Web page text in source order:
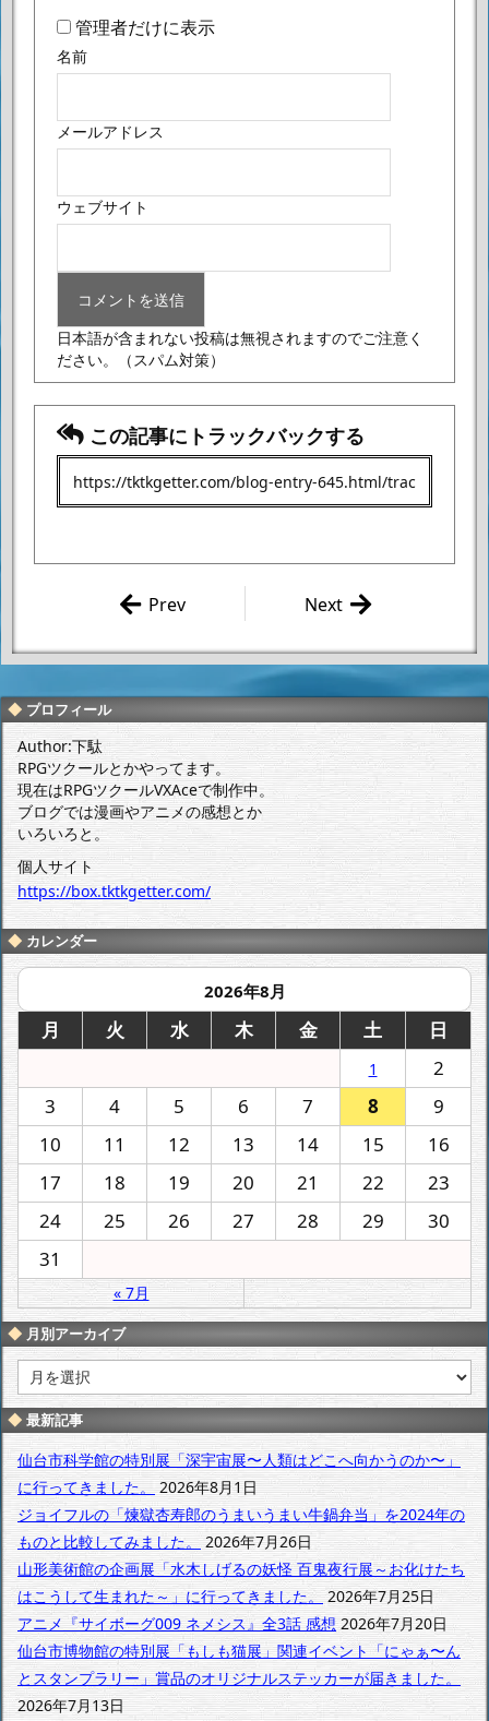
管理者だけに表示
名前
メールアドレス
ウェブサイト
日本語が含まれない投稿は無視されますのでご注意く
ださい。
（スパム対策）
この記事にトラックバックする
009 conclusi
on GOD'S W
AR 第23話」
感想
Next
009 conclusi
AR 第22話」
感想
Prev
プロフィール
Author:下駄
RPGツクールとかやってます。
現在はRPGツクールVXAceで制作中。
ブログでは漫画やアニメの感想とか
いろいろと。
個人サイト
https://box.tktkgetter.com/
カレンダー
2026年8月
月 火 水 木 金 土 日
1
2
3
4 5 6 7 8
9
10
11 12 13 14 15
16
17
18 19 20 21 22
23
24
25 26 27 28 29
30
31
« 7月
月別アーカイブ
別
ア
ー
カ
イ
ブ
最新記事
仙台市科学館の特別展「深宇宙展〜人類はどこへ向かうのか〜」
に行ってきました。
2026年8月1日
ジョイフルの「煉獄杏寿郎のうまいうまい牛鍋弁当」を2024年の
ものと比較してみました。 2026年7月26日
山形美術館の企画展「水木しげるの妖怪 百鬼夜行展～お化けたち
はこうして生まれた～」に行ってきました。 2026年7月25日
アニメ『サイボーグ009 ネメシス』全3話 感想 2026年7月20日
仙台市博物館の特別展「もしも猫展」関連イベント「にゃぁ〜ん
とスタンプラリー」賞品のオリジナルステッカーが届きました。
2026年7月13日